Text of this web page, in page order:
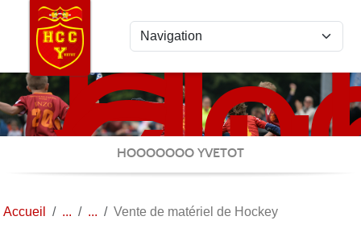
HOOOOOOO YVETOT
Accueil Vente de matériel de Hockey
Panneau de gestion des cookies